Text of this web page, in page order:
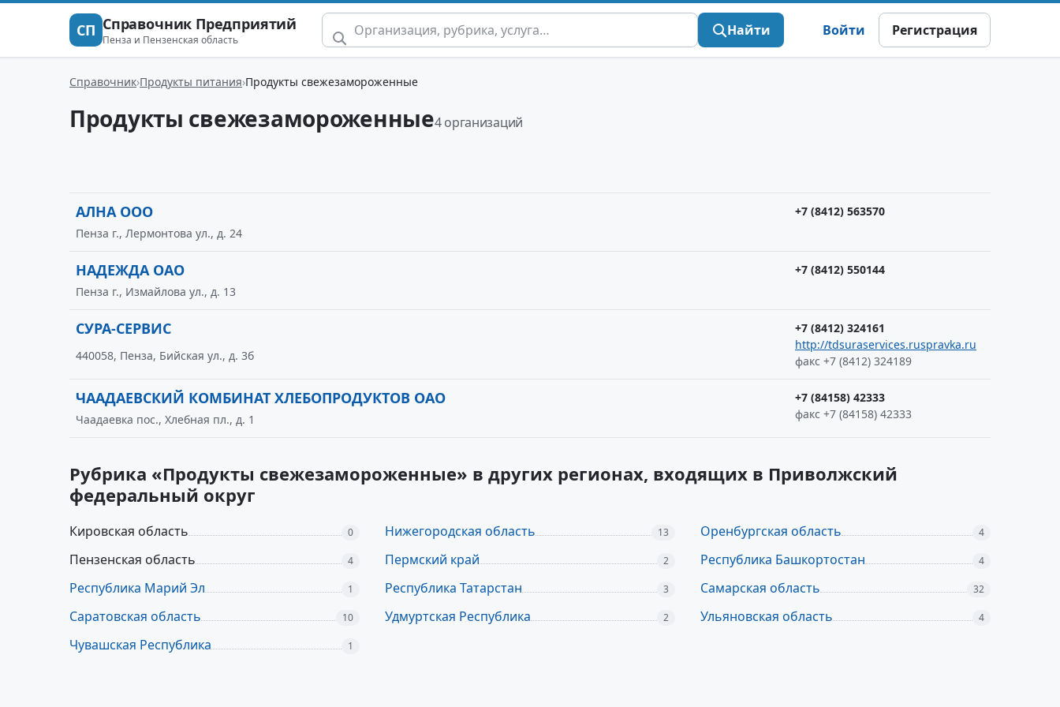
СП Справочник Предприятий
Пенза и Пензенская область
Найти Войти Регистрация
Справочник Продукты питания Продукты свежезамороженные
Продукты свежезамороженные4 организаций
АЛНА ООО
+7 (8412) 563570
Пенза г., Лермонтова ул., д. 24
НАДЕЖДА ОАО
+7 (8412) 550144
Пенза г., Измайлова ул., д. 13
СУРА-СЕРВИС
+7 (8412) 324161
http://tdsuraservices.ruspravka.ru
факс +7 (8412) 324189
440058, Пенза, Бийская ул., д. 3б
ЧААДАЕВСКИЙ КОМБИНАТ ХЛЕБОПРОДУКТОВ ОАО
+7 (84158) 42333
факс +7 (84158) 42333
Чаадаевка пос., Хлебная пл., д. 1
Рубрика «Продукты свежезамороженные» в других регионах, входящих в Приволжский
федеральный округ
Кировская область 0 Нижегородская область 13 Оренбургская область 4
Пензенская область 4 Пермский край 2 Республика Башкортостан 4
Республика Марий Эл 1 Республика Татарстан 3 Самарская область 32
Саратовская область 10 Удмуртская Республика 2 Ульяновская область 4
Чувашская Республика 1